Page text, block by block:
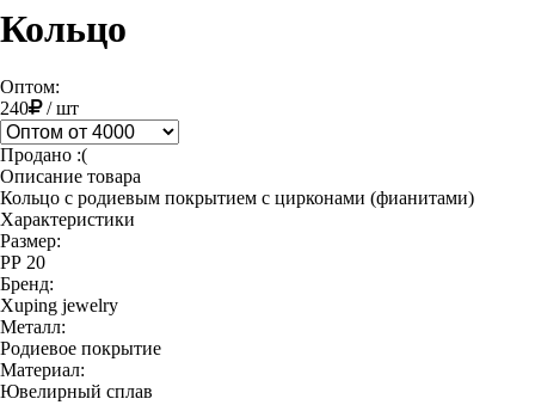
Кольцо
Оптом:
240
/шт
Продано :(
Описание товара
Кольцо с родиевым покрытием с цирконами (фианитами)
Характеристики
Размер:
РР 20
Бренд:
Xuping jewelry
Металл:
Родиевое покрытие
Материал:
Ювелирный сплав